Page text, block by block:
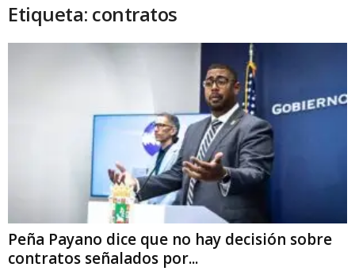
Etiqueta: contratos
Peña Payano dice que no hay decisión sobre
contratos señalados por...